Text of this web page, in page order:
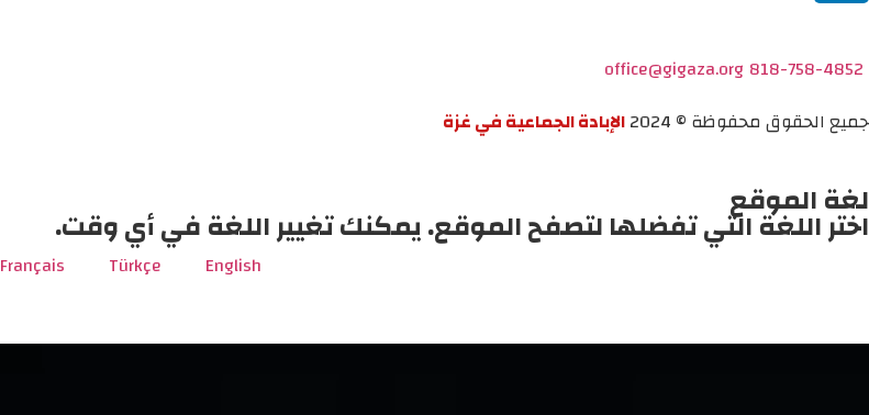
818-758-4852
office@gigaza.org
جميع الحقوق محفوظة © 2024
الإبادة الجماعية في غزة
لغة الموقع
اختر اللغة التي تفضلها لتصفح الموقع. يمكنك تغيير اللغة في أي وقت.
English
Türkçe
Français